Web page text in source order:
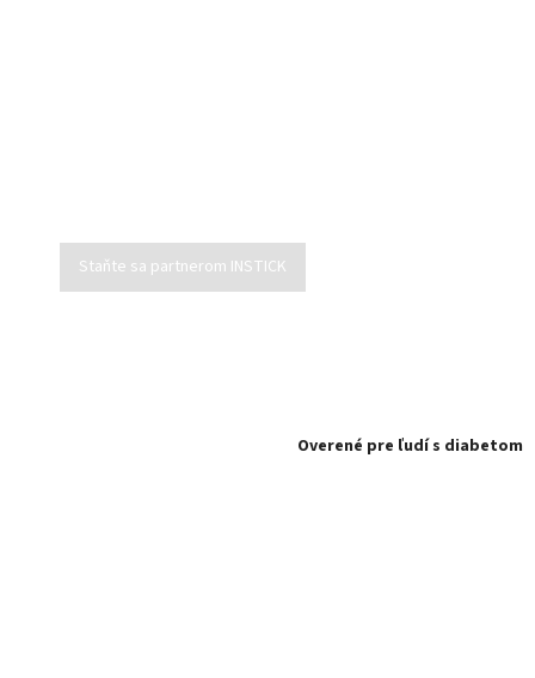
Staňte sa partnerom INSTICK
Overené pre ľudí s diabetom